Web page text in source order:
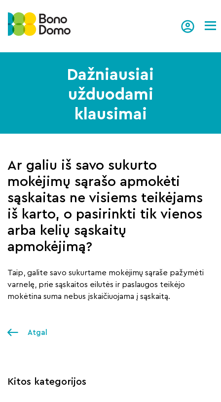
Dažniausiai
užduodami
klausimai
Ar galiu iš savo sukurto
mokėjimų sąrašo apmokėti
sąskaitas ne visiems teikėjams
iš karto, o pasirinkti tik vienos
arba kelių sąskaitų
apmokėjimą?
Taip, galite savo sukurtame mokėjimų sąraše pažymėti
varnelę, prie sąskaitos eilutės ir paslaugos teikėjo
mokėtina suma nebus įskaičiuojama į sąskaitą.
Atgal
Kitos kategorijos